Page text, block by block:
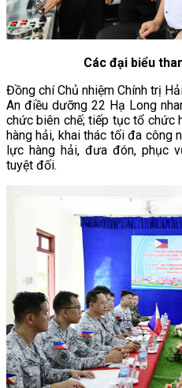
Các đại biểu
Đồng chí Chủ nhiệm Chính trị
An điều dưỡng 22 Hạ Long
chức biên chế; tiếp tục tổ chức
hàng hải, khai thác tối đa công
lực hàng hải, đưa đón, phục
tuyệt đối.